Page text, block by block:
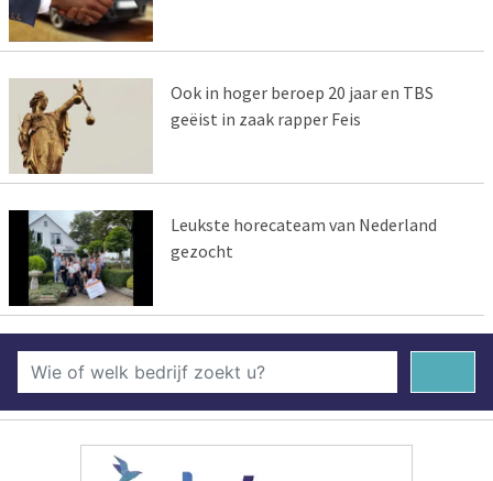
Ook in hoger beroep 20 jaar en TBS
geëist in zaak rapper Feis
Leukste horecateam van Nederland
gezocht